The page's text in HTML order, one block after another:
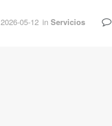
2026-05-12 in Servicios